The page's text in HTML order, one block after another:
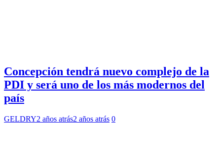
Concepción tendrá nuevo complejo de la
PDI y será uno de los más modernos del
país
GELDRY2 años atrás2 años atrás 0